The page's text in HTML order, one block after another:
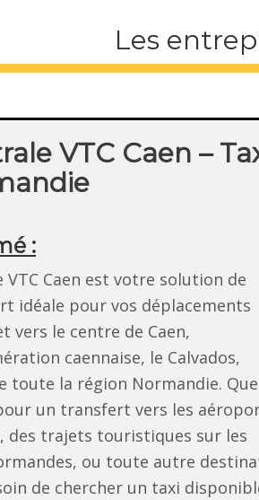
Les
VTC Caen –
:
VTC Caen est votre solution de
idéale pour vos déplacements
vers le centre de Caen,
caennaise, le Calvados,
toute la région Normandie. Que
un transfert vers les
des trajets touristiques sur les
ou toute autre
de chercher un taxi